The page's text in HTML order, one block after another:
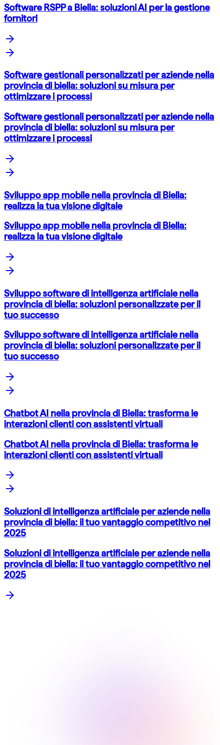
Software RSPP a Biella: soluzioni AI per la gestione
fornitori
Software gestionali personalizzati per aziende nella
provincia di biella: soluzioni su misura per
ottimizzare i processi
Software gestionali personalizzati per aziende nella
provincia di biella: soluzioni su misura per
ottimizzare i processi
Sviluppo app mobile nella provincia di Biella:
realizza la tua visione digitale
Sviluppo app mobile nella provincia di Biella:
realizza la tua visione digitale
Sviluppo software di intelligenza artificiale nella
provincia di biella: soluzioni personalizzate per il
tuo successo
Sviluppo software di intelligenza artificiale nella
provincia di biella: soluzioni personalizzate per il
tuo successo
Chatbot AI nella provincia di Biella: trasforma le
interazioni clienti con assistenti virtuali
Chatbot AI nella provincia di Biella: trasforma le
interazioni clienti con assistenti virtuali
Soluzioni di intelligenza artificiale per aziende nella
provincia di biella: il tuo vantaggio competitivo nel
2025
Soluzioni di intelligenza artificiale per aziende nella
provincia di biella: il tuo vantaggio competitivo nel
2025